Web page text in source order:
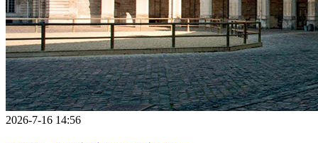
2026-7-16 14:56